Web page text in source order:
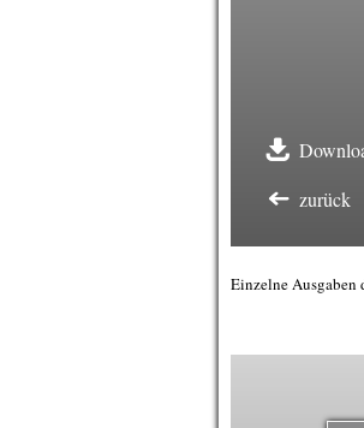
zurück
Einzelne Ausgaben